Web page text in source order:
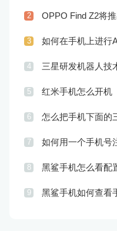
2
3 如何在手机上进行
4 三星研发机器人技
5 红米手机怎么开机
6 怎么把手机下面的
7 如何用一个手机号
8 黑鲨手机怎么看配
9 黑鲨手机如何查看